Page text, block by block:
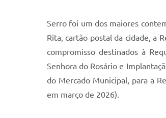
Serro foi um dos maiores
Rita, cartão postal da cidade, a
compromisso destinados à
Senhora do Rosário e
do Mercado Municipal, para a
em março de 2026).